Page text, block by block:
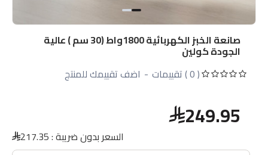
صانعة الخبز الكهربائية 1800واط (30 سم ) عالية
الجودة كولين
( 0 ) تقييمات
- اضف تقييمك للمنتج
249.95
السعر بدون ضريبة :217.35